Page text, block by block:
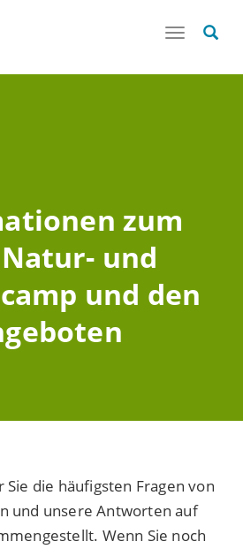
Toggle
zum
und
und den
die häufigsten Fragen von
und unsere Antworten auf
Wenn Sie noch